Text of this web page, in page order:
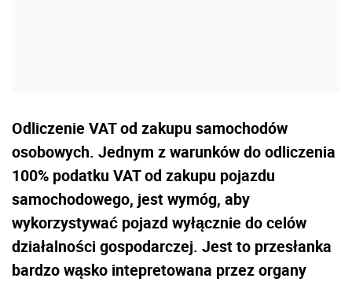
Odliczenie VAT od zakupu samochodów
osobowych. Jednym z warunków do odliczenia
100% podatku VAT od zakupu pojazdu
samochodowego, jest wymóg, aby
wykorzystywać pojazd wyłącznie do celów
działalności gospodarczej. Jest to przesłanka
bardzo wąsko intepretowana przez organy